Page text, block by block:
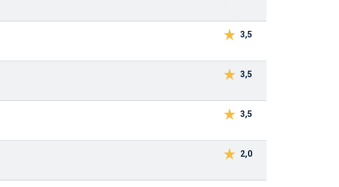
3,5
3,5
3,5
2,0